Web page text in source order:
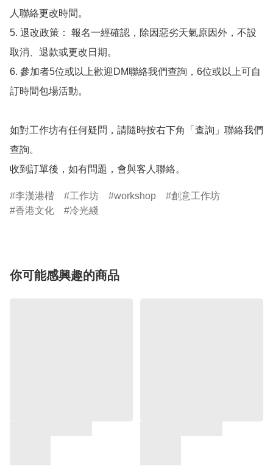
人聯絡更改時間。
5. 退改政策： 報名一經確認，除因惡劣天氣原因外，不設
取消、退款或更改日期。
6. 參加者5位或以上歡迎DM聯絡我們查詢，6位或以上可自
訂時間包場活動。
如對工作坊有任何疑問，請隨時按右下角「查詢」聯絡我們
查詢。
收到訂單後，如有問題，會與客人聯絡。
李漢港楷 工作坊 workshop
創意工作坊
香港文化
冷光綫
你可能感興趣的商品